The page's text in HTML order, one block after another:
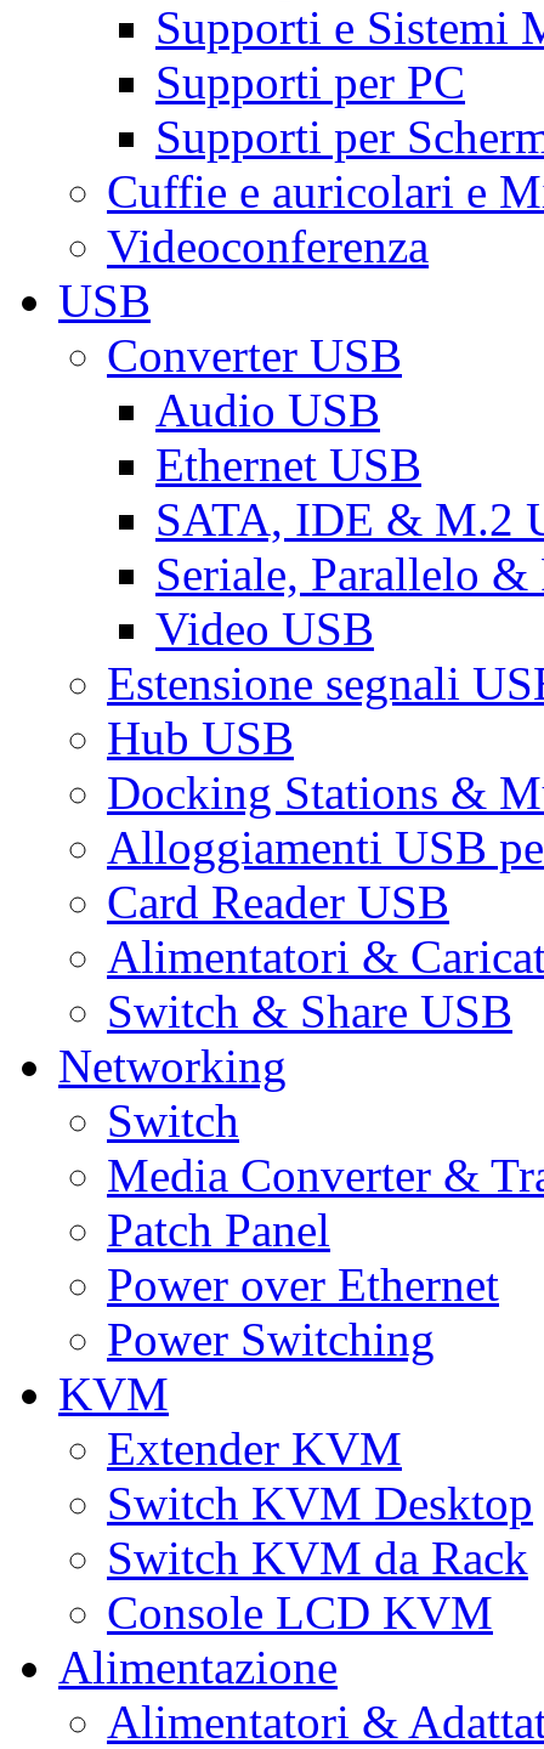
Supporti e Sistemi
Supporti per PC
Supporti per
Cuffie e auricolari e
Videoconferenza
USB
Converter USB
Audio USB
Ethernet USB
SATA, IDE & M.2
Seriale, Parallelo &
Video USB
Estensione segnali
Hub USB
Docking Stations &
Alloggiamenti USB
Card Reader USB
Alimentatori &
Switch & Share USB
Networking
Switch
Media Converter &
Patch Panel
Power over Ethernet
Power Switching
KVM
Extender KVM
Switch KVM Desktop
Switch KVM da Rack
Console LCD KVM
Alimentazione
Alimentatori &